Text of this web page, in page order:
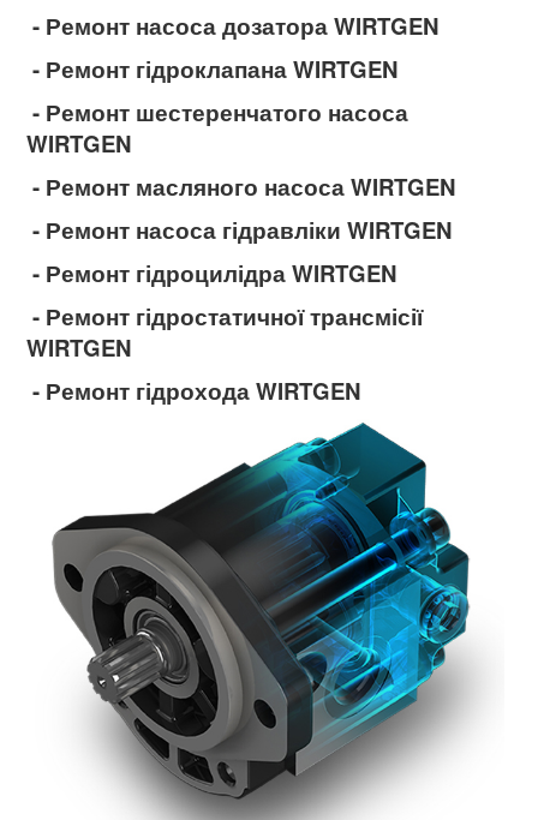
- Ремонт насоса дозатора WIRTGEN
- Ремонт гідроклапана WIRTGEN
- Ремонт шестеренчатого насоса
WIRTGEN
- Ремонт масляного насоса WIRTGEN
- Ремонт насоса гідравліки WIRTGEN
- Ремонт гідроцилідра WIRTGEN
- Ремонт гідростатичної трансмісії
WIRTGEN
- Ремонт гідрохода WIRTGEN